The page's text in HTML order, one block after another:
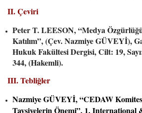
II. Çeviri
Peter T. LEESON, “Medya
Katılım”, (Çev. Nazmiye GÜVEYİ),
Hukuk Fakültesi Dergisi, Cilt: 19,
344, (Hakemli).
III. Tebliğler
Nazmiye GÜVEYİ, “CEDAW
Tavsiyelerin Önemi”, 1. International